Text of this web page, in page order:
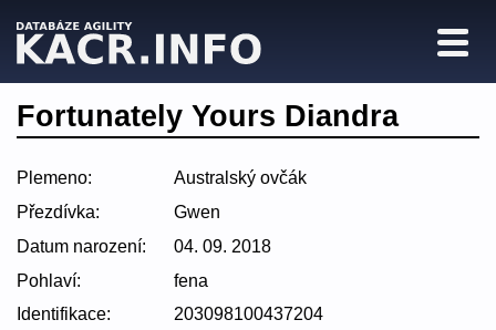
Fortunately Yours Diandra
Plemeno:
Australský ovčák
Přezdívka:
Gwen
Datum narození:
04. 09. 2018
Pohlaví:
fena
Identifikace:
203098100437204